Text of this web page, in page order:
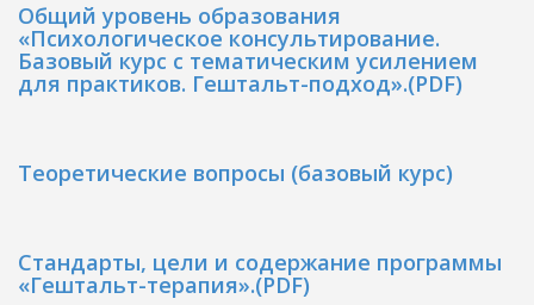
Общий уровень образования
«Психологическое консультирование.
Базовый курс с тематическим усилением
для практиков. Гештальт-подход».(PDF)
Теоретические вопросы (базовый курс)
Стандарты, цели и содержание программы
«Гештальт-терапия».(PDF)